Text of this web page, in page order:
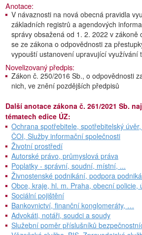
Anotace:
V návaznosti na nová obecná pravidla
základních registrů a agendových
správy obsažená od 1. 2. 2022 v zákoně
se ze zákona o odpovědnosti za
vypouští ustanovení upravující využívání
Novelizovaný předpis:
Zákon č. 250/2016 Sb., o odpovědnosti
nich, ve znění pozdějších předpisů
Další anotace zákona č. 261/2021 Sb.
tématech edice ÚZ:
Ochrana spotřebitele, spotřebitelský
ČOI, Služby informační společnosti
Životní prostředí
Autorské právo, průmyslová práva
Poplatky - správní, soudní, místní, ...
Živnostenské podnikání, podpora
Obce, kraje, hl. m. Praha, obecní policie,
Sociální pojištění
Bankovnictví, finanční konglomeráty, …
Advokáti, notáři, soudci a soudy
Služební poměr příslušníků